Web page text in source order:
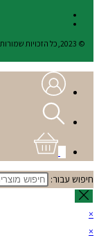
© 2023,כל הזכויות שמורות ל - TANGO DESIGN / קידום ובניית האתר RAVENMEDIA.CO.IL
חיפוש עבור:
×
×